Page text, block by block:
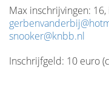
Max inschrijvingen:
snooker@knbb.nl
Inschrijfgeld: 10 euro